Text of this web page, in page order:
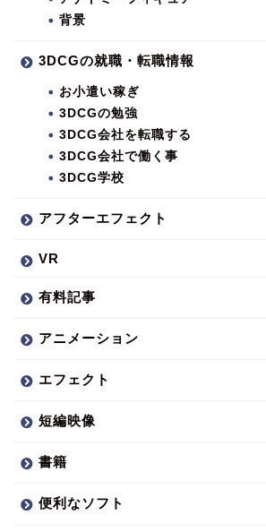
背景
3DCGの就職・転職情報
お小遣い稼ぎ
3DCGの勉強
3DCG会社を転職する
3DCG会社で働く事
3DCG学校
アフターエフェクト
VR
有料記事
アニメーション
エフェクト
短編映像
書籍
便利なソフト